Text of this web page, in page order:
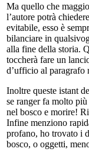
Ma quello che
l’autore potrà
evitabile, esso è
bilanciare in
alla fine della storia.
toccherà fare un
d’ufficio al paragrafo
Inoltre queste istant
se ranger fa molto
nel bosco e morire!
Infine menziono
profano, ho trovato i
bosco, o oggetti,